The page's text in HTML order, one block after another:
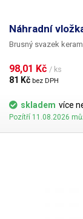
Náhradní
Brusný svazek
98,01 Kč / ks
81 Kč bez DPH
skladem více
Pozítří 11.08.2026